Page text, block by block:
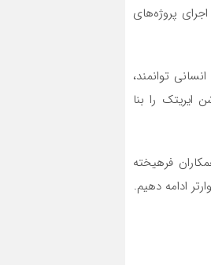
پروژه‌های
توانمند،
ایریتک را بنا
فرهیخته
ادامه دهیم.